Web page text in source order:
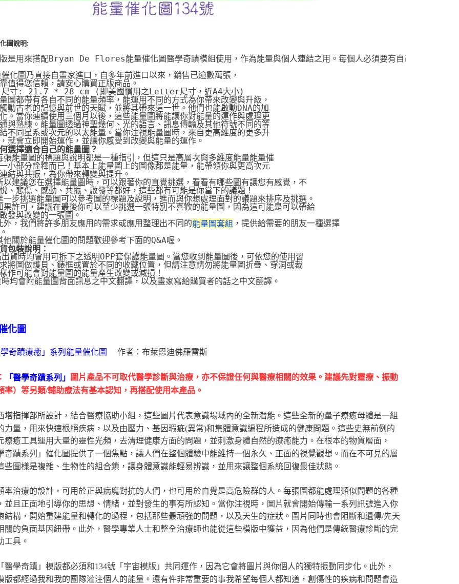
圖說明:
是用來搭配Bryan De Flores能量催化圖醫學奇蹟模組使用，作為能量與個人連結之用。每個人必須要有自己的一張宇宙
化圖乃直接自畫家進口，自多年前進口以來，銷售已逾數萬張，
值得您信賴，請安心購買正版商品。
尺寸: 21.7 * 28 cm (即美國慣用之Letter尺寸，近A4大小)
圖都帶有各自不同的能量頻率，能運用不同的方式為你帶來改變與升級，
動古老的記憶與前世的天賦，並將其帶來這一世。他們也能啟動DNA的加
。當你連續使用三個月以後，這些能量圖將能讓你對能量的運作與處理更
與熟練。能量圖透過神聖幾何、光的語言、訊息傳輸及其他符號不同的等
不同星系或次元的以太能量。當你注視能量圖時，來自更高維度的更多升
就會立即開始運作，並讓你感受到改變與能量的運作。
選擇適合自己的能量圖？
能量圖的標題與說明都是一種指引，但這只是高層次與多維度能量能量催
小部分詮釋而已！基本上能量圖上的圖像都是能量，能帶領你與更高次元
結與共振，為你帶來轉變與提升。
建議您在選擇能量圖時，可以跟著你的直覺挑選，看看有哪些圖有讓您有感覺，不
、悲傷、感動、共振、啟發等都好，這些都有可能是你當下的議題！
步挑選能量圖可以參考圖的標題及說明，進而與你想處理面對的議題來排序及挑選。
許可，建議在最後你可以至少挑選一張特別不喜歡的能量圖，因為這可能是可以帶給
發與改變的一張圖。
，我們將許多朋友應用的需求或應用整理出不同的
能量圖套組 ，提供給需要的朋友一種選擇
關於能量催化圖的問題歡迎參考下面的Q&A喔。
包裝說明：
貨時均會用可拆下之透明OPP套保護能量圖。當您收到能量圖後，可依您的使用習
將圖做護貝、錶框或置於不同的收藏位置，但請注意請勿將能量圖折疊、穿洞或裁
作可能會對能量圖的能量產生改變或減損！
均會附能量圖背面訊息之中文翻譯，以及畫家寫給購買者的話之中文翻譯。
化圖
奇蹟療癒」系列能量催化圖 作者：布萊恩迪佛羅雷斯
「醫學奇蹟系列」
圖片產品不可取代醫學診斷與治療，亦不保證任何與醫療相關的效果。建議先對靈療、振動
率）等另類/輔助療法有基本認知，再搭配使用本產品。
塔指揮部所設計，結合醫療協助小組，這些圖片代表意識場域內的全新潛能。這些全新的量子療癒母體是一組
力量，用來快速根絕疾病，以及由壓力、基因瑕疵(異常)和集體意識編程所造成的健康問題。這些史無前例的
療癒工具運用大量的靈性光頻，去清理健康方面的問題，並刺激身體自然的療癒能力。在根本的物質層面，
奇蹟系列」催化圖提供了一個焦點，讓人們在整個體驗中能維持一個永久、正面的視覺觀想。而在不可見的層
些圖樣是複雜、生物性的組合鎖，讓身體意識能輕易辨識，並用來讓整個系統回復最佳狀態。
率治療的設計，可用於正與病魔對抗的人們，也可用於自覺是高危險群的人。每張圖都能處理類似問題的各種
並且正面地引導你的思想、情緒，並對發生的事有所認知。當你注視時，圖片就會開始傳輸一系列訊號進入你
結構，開始重建能量和轉化的過程，包括那些最頑強的問題，以及天生的症狀。圖片同時也會阻斷和遺傳/先天
關的負面基因紐帶。此外，醫學專業人士和整全治療師也能從這些模版中獲益，因為他們是傳統醫療診斷的完
工具。
醫學奇蹟」模版都必須和134號「宇宙模版」共同運作，因為它會將圖片與你個人的獨特振動同步化。此外，
版都經過我和我的團隊灌注個人的能量。還有件非常重要的事我希望每個人都知道，創傷性的疾病和問題會造